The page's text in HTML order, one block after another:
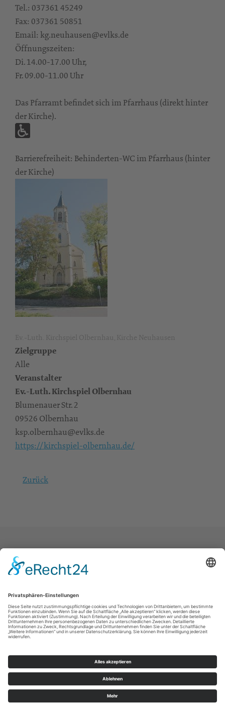
Tel.: 037361 45249
Fax: 037361 50851
Email: kg.neuhausen@evlks.de
Öffnungszeiten:
Di. 14.00-17.00 Uhr,
Fr. 09.00-11.00 Uhr
Das Pfarramt befindet sich im Pfarrhaus (direkt hinter
der Kirche).
Barrierefreiheit: Behinderten-WC im Pfarrhaus (hinter
der Kirche)
Zielgruppe
Alle
Veranstalter
Ev.-Luth. Kirchspiel Olbernhau
Blumenauer Str. 2
09526 Olbernhau
ksp.olbernhau@evlks.de
https://kirchspiel-olbernhau.de/
Zurück
Landeskirche Kontakt
Intern
© Kirchspiel Olbernhau 2026